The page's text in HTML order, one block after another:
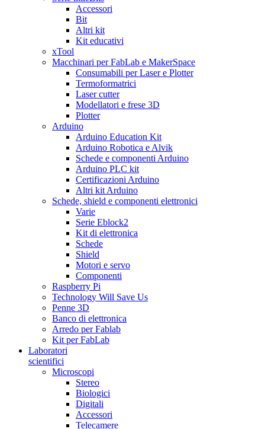
Accessori
Bit
Altri kit
Kit educativi
xTool
Macchinari per FabLab e MakerSpace
Consumabili per Laser e Plotter
Termoformatrici
Laser cutter
Modellatori e frese 3D
Plotter
Arduino
Arduino Education Kit
Arduino Robotica e Alvik
Schede e componenti Arduino
Arduino PLC kit
Certificazioni Arduino
Altri kit Arduino
Schede, shield e componenti elettronici
Varie
Serie Eblock2
Kit di elettronica
Schede
Shield
Motori e servo
Componenti
Raspberry Pi
Technology Will Save Us
Penne 3D
Banco di elettronica
Arredo per Fablab
Kit per FabLab
Laboratori
scientifici
Microscopi
Stereo
Biologici
Digitali
Accessori
Telecamere